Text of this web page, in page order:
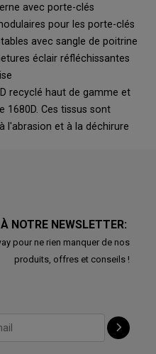
avec porte-clés
pour les porte-clés
avec sangle de poitrine
éclair réfléchissantes
recyclé haut de gamme et
1680D. Ces tissus sont
l'abrasion et à la déchirure
NOTRE NEWSLETTER:
pour ne rien manquer de nos
produits, offres et conseils !